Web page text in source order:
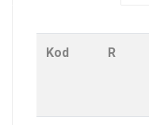
Kod R